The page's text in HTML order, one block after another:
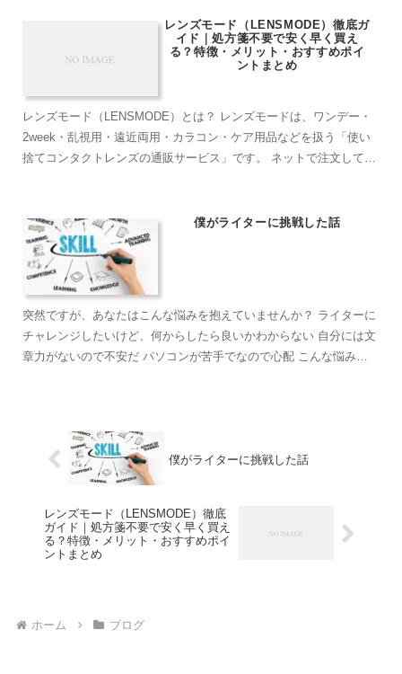
レンズモード（LENSMODE）徹底ガ
イド｜処方箋不要で安く早く買え
る？特徴・メリット・おすすめポイ
ントまとめ
レンズモード（LENSMODE）とは？ レンズモードは、ワンデー・
2week・乱視用・遠近両用・カラコン・ケア用品などを扱う「使い
捨てコンタクトレンズの通販サービス」です。 ネットで注文して自
僕がライターに挑戦した話
突然ですが、あなたはこんな悩みを抱えていませんか？ ライターに
チャレンジしたいけど、何からしたら良いかわからない 自分には文
章力がないので不安だ パソコンが苦手でなので心配 こんな悩みを
僕がライターに挑戦した話
レンズモード（LENSMODE）徹底
ガイド｜処方箋不要で安く早く買え
る？特徴・メリット・おすすめポイ
ントまとめ
ホーム ブログ